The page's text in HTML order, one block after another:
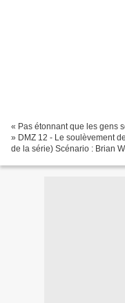
« Pas étonnant que les gens
» DMZ 12 - Le soulèvement
de la série) Scénario : Brian